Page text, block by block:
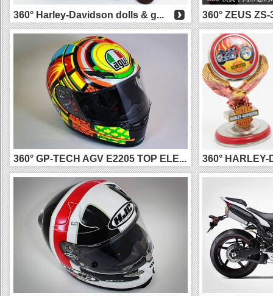
360° Harley-Davidson dolls & g...
360° ZEUS
拉花登場
360° GP-TECH AGV E2205 TOP ELE...
360° HARLEY-
精美陀...